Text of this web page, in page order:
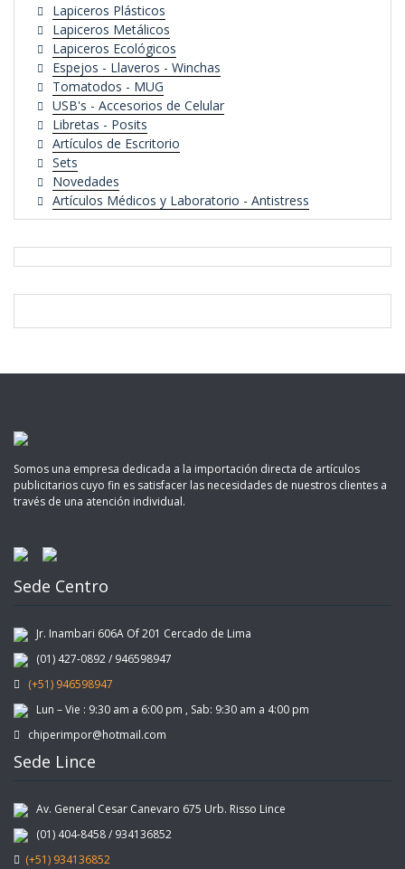
Lapiceros Plásticos
Lapiceros Metálicos
Lapiceros Ecológicos
Espejos - Llaveros - Winchas
Tomatodos - MUG
USB's - Accesorios de Celular
Libretas - Posits
Artículos de Escritorio
Sets
Novedades
Artículos Médicos y Laboratorio - Antistress
Somos una empresa dedicada a la importación directa de artículos
publicitarios cuyo fin es satisfacer las necesidades de nuestros clientes a
través de una atención individual.
Sede Centro
Jr. Inambari 606A Of 201 Cercado de Lima
(01) 427-0892 / 946598947
(+51) 946598947
Lun – Vie : 9:30 am a 6:00 pm , Sab: 9:30 am a 4:00 pm
chiperimpor@hotmail.com
Sede Lince
Av. General Cesar Canevaro 675 Urb. Risso Lince
(01) 404-8458 / 934136852
(+51) 934136852